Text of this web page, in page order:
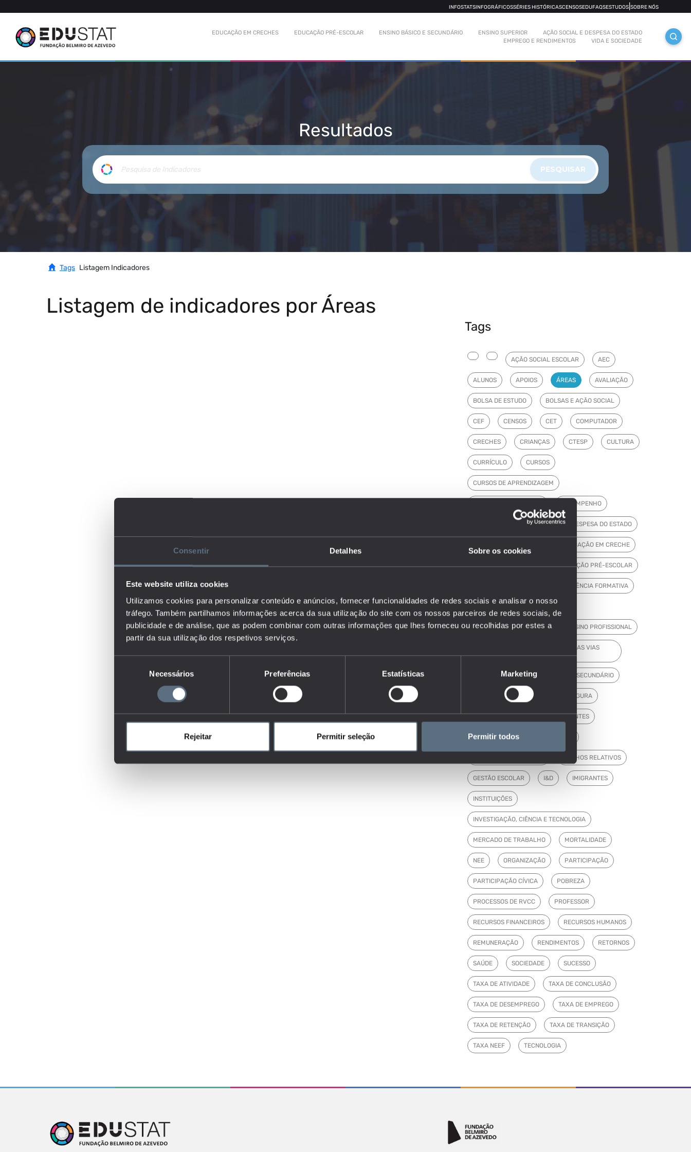
Consentir Detalhes Sobre os cookies
Este website utiliza cookies
Utilizamos cookies para personalizar conteúdo e anúncios, fornecer funcionalidades de redes sociais e analisar o nosso
tráfego. Também partilhamos informações acerca da sua utilização do site com os nossos parceiros de redes sociais, de
publicidade e de análise, que as podem combinar com outras informações que lhes forneceu ou recolhidas por estes a
partir da sua utilização dos respetivos serviços.
consentimento
Necessários Preferências Estatísticas Marketing
Rejeitar Permitir seleção Permitir todos
INFOSTATSINFOGRÁFICOSSÉRIES HISTÓRICASCENSOSEDUFAQSESTUDOS SOBRE NÓS
EDUCAÇÃO EM CRECHES EDUCAÇÃO PRÉ-ESCOLAR ENSINO BÁSICO E SECUNDÁRIO ENSINO SUPERIOR
AÇÃO SOCIAL E DESPESA DO ESTADO
EMPREGO E RENDIMENTOS
VIDA E SOCIEDADE
Resultados
Tags Listagem Indicadores
Listagem de indicadores por Áreas
Tags
AÇÃO SOCIAL ESCOLAR AEC
ALUNOS APOIOS ÁREAS AVALIAÇÃO
BOLSA DE ESTUDO BOLSAS E AÇÃO SOCIAL
CEF CENSOS CET COMPUTADOR
CRECHES CRIANÇAS CTESP CULTURA
CURRÍCULO CURSOS
CURSOS DE APRENDIZAGEM
DESEMPENHO
DESEMPENHO DOS ALUNOS DESPESA DO ESTADO
EDUCAÇÃO EM CRECHE
EDUCAÇÃO INCLUSIVA EDUCAÇÃO PRÉ-ESCOLAR
EFICIÊNCIA FORMATIVA
EMPREGO ENSINO BÁSICO
ENSINO PÓS-SECUNDÁRIO ENSINO PROFISSIONAL
ENSINO PROFISSIONAL E OUTRAS VIAS
ALTERNATIVAS
ENSINO RECORRENTE ENSINO SECUNDÁRIO
ENSINO SUPERIOR ESCOLA SEGURA
ESTABELECIMENTOS ESTUDANTES
FINANCIAMENTO
GANHOS RELATIVOS
GESTÃO ESCOLAR I&D IMIGRANTES
INSTITUIÇÕES
INVESTIGAÇÃO, CIÊNCIA E TECNOLOGIA
MERCADO DE TRABALHO MORTALIDADE
NEE ORGANIZAÇÃO PARTICIPAÇÃO
PARTICIPAÇÃO CÍVICA POBREZA
PROCESSOS DE RVCC PROFESSOR
RECURSOS FINANCEIROS RECURSOS HUMANOS
REMUNERAÇÃO RENDIMENTOS RETORNOS
SAÚDE SOCIEDADE SUCESSO
TAXA DE ATIVIDADE TAXA DE CONCLUSÃO
TAXA DE DESEMPREGO TAXA DE EMPREGO
TAXA DE RETENÇÃO TAXA DE TRANSIÇÃO
TAXA NEEF TECNOLOGIA